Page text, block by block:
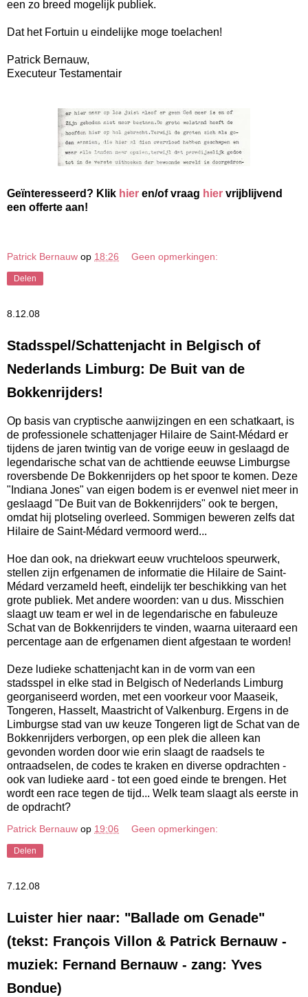
een zo breed mogelijk publiek.
Dat het Fortuin u eindelijke moge toelachen!
Patrick Bernauw,
Executeur Testamentair
Geïnteresseerd? Klik hier en/of vraag hier vrijblijvend
een offerte aan!
Patrick Bernauw op 18:26 Geen opmerkingen:
Delen
8.12.08
Stadsspel/Schattenjacht in Belgisch of
Nederlands Limburg: De Buit van de
Bokkenrijders!
Op basis van cryptische aanwijzingen en een schatkaart, is
de professionele schattenjager Hilaire de Saint-Médard er
tijdens de jaren twintig van de vorige eeuw in geslaagd de
legendarische schat van de achttiende eeuwse Limburgse
roversbende De Bokkenrijders op het spoor te komen. Deze
"Indiana Jones" van eigen bodem is er evenwel niet meer in
geslaagd "De Buit van de Bokkenrijders" ook te bergen,
omdat hij plotseling overleed. Sommigen beweren zelfs dat
Hilaire de Saint-Médard vermoord werd...
Hoe dan ook, na driekwart eeuw vruchteloos speurwerk,
stellen zijn erfgenamen de informatie die Hilaire de Saint-
Médard verzameld heeft, eindelijk ter beschikking van het
grote publiek. Met andere woorden: van u dus. Misschien
slaagt uw team er wel in de legendarische en fabuleuze
Schat van de Bokkenrijders te vinden, waarna uiteraard een
percentage aan de erfgenamen dient afgestaan te worden!
Deze ludieke schattenjacht kan in de vorm van een
stadsspel in elke stad in Belgisch of Nederlands Limburg
georganiseerd worden, met een voorkeur voor Maaseik,
Tongeren, Hasselt, Maastricht of Valkenburg. Ergens in de
Limburgse stad van uw keuze Tongeren ligt de Schat van de
Bokkenrijders verborgen, op een plek die alleen kan
gevonden worden door wie erin slaagt de raadsels te
ontraadselen, de codes te kraken en diverse opdrachten -
ook van ludieke aard - tot een goed einde te brengen. Het
wordt een race tegen de tijd... Welk team slaagt als eerste in
de opdracht?
Patrick Bernauw op 19:06 Geen opmerkingen:
Delen
7.12.08
Luister hier naar: "Ballade om Genade"
(tekst: François Villon & Patrick Bernauw -
muziek: Fernand Bernauw - zang: Yves
Bondue)